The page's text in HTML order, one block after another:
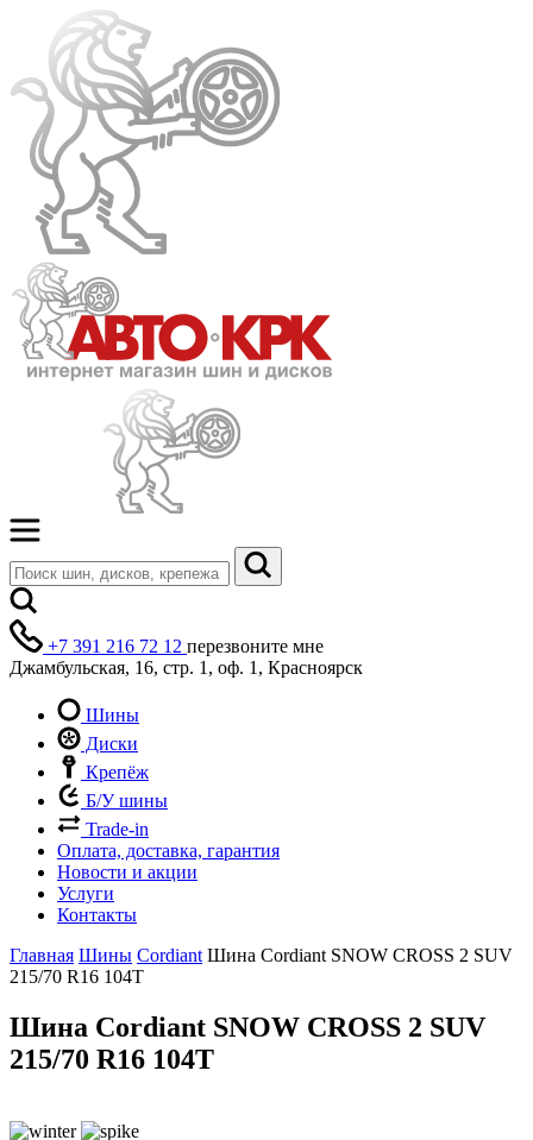
+7 391 216 72 12 перезвоните мне
Джамбульская, 16, стр. 1, оф. 1, Красноярск
Шины
Диски
Крепёж
Б/У шины
Trade-in
Оплата, доставка, гарантия
Новости и акции
Услуги
Контакты
Главная Шины Cordiant Шина Cordiant SNOW CROSS 2 SUV
215/70 R16 104T
Шина Cordiant SNOW CROSS 2 SUV
215/70 R16 104T